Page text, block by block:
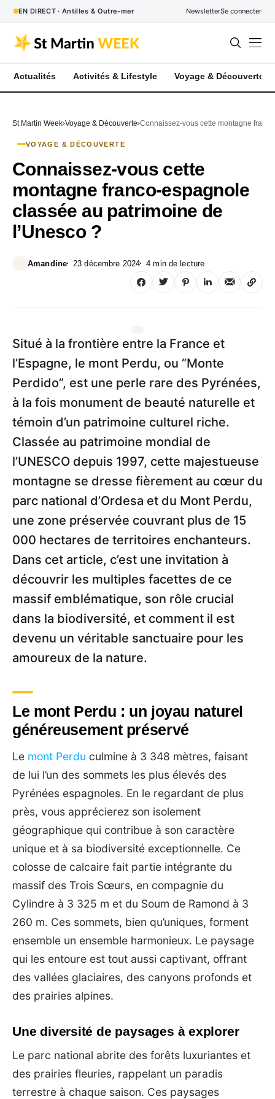
EN DIRECT · Antilles & Outre-mer NewsletterSe connecter
Actualités Activités & Lifestyle Voyage & Découverte
St Martin Week Voyage & Découverte Connaissez-vous cette montagne
VOYAGE & DÉCOUVERTE
Connaissez-vous cette
montagne franco-espagnole
classée au patrimoine de
l’Unesco ?
Amandine 23 décembre 2024 4 min de lecture
Situé à la frontière entre la France et
l’Espagne, le mont Perdu, ou “Monte
Perdido”, est une perle rare des Pyrénées,
à la fois monument de beauté naturelle et
témoin d’un patrimoine culturel riche.
Classée au patrimoine mondial de
l’UNESCO depuis 1997, cette majestueuse
montagne se dresse fièrement au cœur du
parc national d’Ordesa et du Mont Perdu,
une zone préservée couvrant plus de 15
000 hectares de territoires enchanteurs.
Dans cet article, c’est une invitation à
découvrir les multiples facettes de ce
massif emblématique, son rôle crucial
dans la biodiversité, et comment il est
devenu un véritable sanctuaire pour les
amoureux de la nature.
Le mont Perdu : un joyau naturel
généreusement préservé
Le mont Perdu culmine à 3 348 mètres, faisant
de lui l’un des sommets les plus élevés des
Pyrénées espagnoles. En le regardant de plus
près, vous apprécierez son isolement
géographique qui contribue à son caractère
unique et à sa biodiversité exceptionnelle. Ce
colosse de calcaire fait partie intégrante du
massif des Trois Sœurs, en compagnie du
Cylindre à 3 325 m et du Soum de Ramond à 3
260 m. Ces sommets, bien qu’uniques, forment
ensemble un ensemble harmonieux. Le paysage
qui les entoure est tout aussi captivant, offrant
des vallées glaciaires, des canyons profonds et
des prairies alpines.
Une diversité de paysages à explorer
Le parc national abrite des forêts luxuriantes et
des prairies fleuries, rappelant un paradis
terrestre à chaque saison. Ces paysages